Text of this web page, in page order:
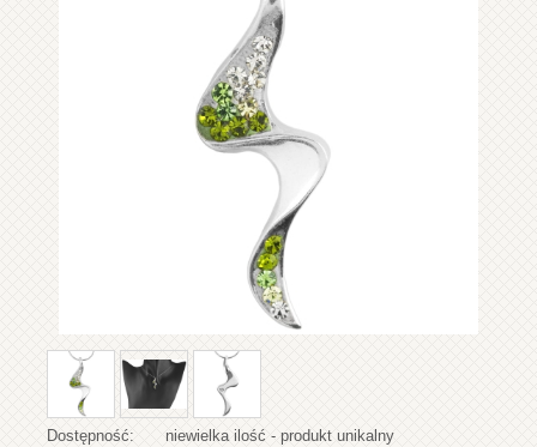
Dostępność:
niewielka ilość - produkt unikalny